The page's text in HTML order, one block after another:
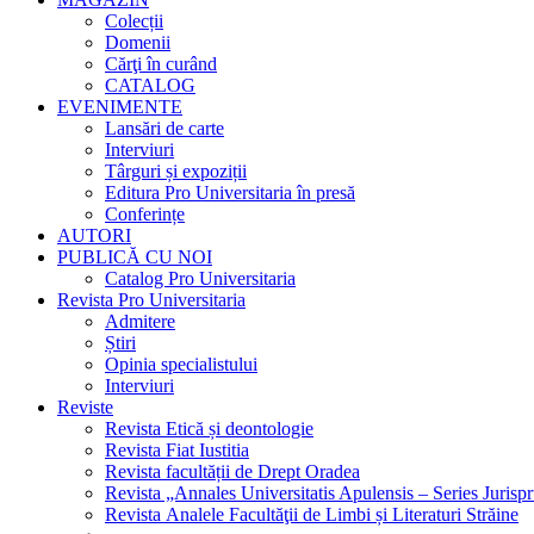
Colecții
Domenii
Cărţi în curând
CATALOG
EVENIMENTE
Lansări de carte
Interviuri
Târguri și expoziții
Editura Pro Universitaria în presă
Conferințe
AUTORI
PUBLICĂ CU NOI
Catalog Pro Universitaria
Revista Pro Universitaria
Admitere
Știri
Opinia specialistului
Interviuri
Reviste
Revista Etică și deontologie
Revista Fiat Iustitia
Revista facultății de Drept Oradea
Revista „Annales Universitatis Apulensis – Series
Revista Analele Facultăţii de Limbi și Literaturi Străine